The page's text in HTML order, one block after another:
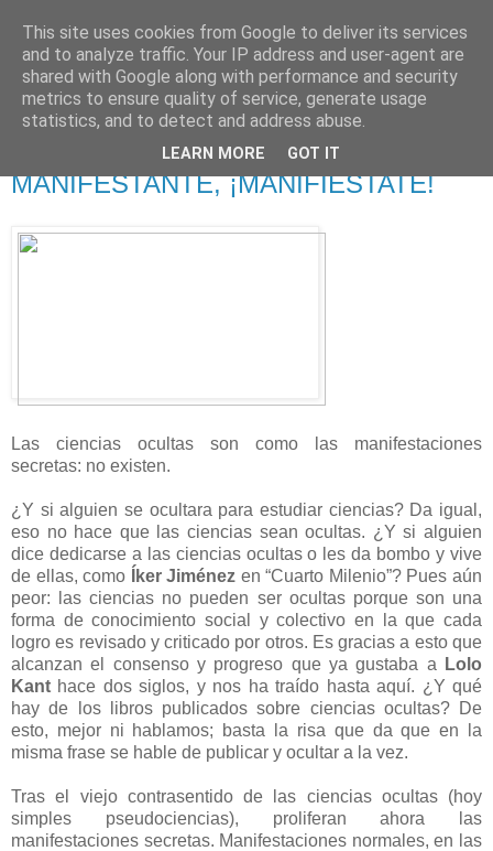
625 RANAS
LA TELEVISIÓN DESDE EL PUNTO DE VISTA BATRACIO
MANIFESTANTE, ¡MANIFIÉSTATE!
Las ciencias ocultas son como las manifestaciones
secretas: no existen.
¿Y si alguien se ocultara para estudiar ciencias? Da igual,
eso no hace que las ciencias sean ocultas. ¿Y si alguien
dice dedicarse a las ciencias ocultas o les da bombo y vive
de ellas, como
Íker Jiménez en “Cuarto Milenio”? Pues aún
peor: las ciencias no pueden ser ocultas porque son una
forma de conocimiento social y colectivo en la que cada
logro es revisado y criticado por otros. Es gracias a esto que
alcanzan el consenso y progreso que ya gustaba a
Lolo
Kant hace dos siglos, y nos ha traído hasta aquí. ¿Y qué
hay de los libros publicados sobre ciencias ocultas? De
esto, mejor ni hablamos; basta la risa que da que en la
misma frase se hable de publicar y ocultar a la vez.
Tras el viejo contrasentido de las ciencias ocultas (hoy
simples pseudociencias), proliferan ahora las
manifestaciones secretas. Manifestaciones normales, en las
This site uses cookies from Google to deliver its services
and to analyze traffic. Your IP address and user-agent are
shared with Google along with performance and security
metrics to ensure quality of service, generate usage
statistics, and to detect and address abuse.
LEARN MORE GOT IT